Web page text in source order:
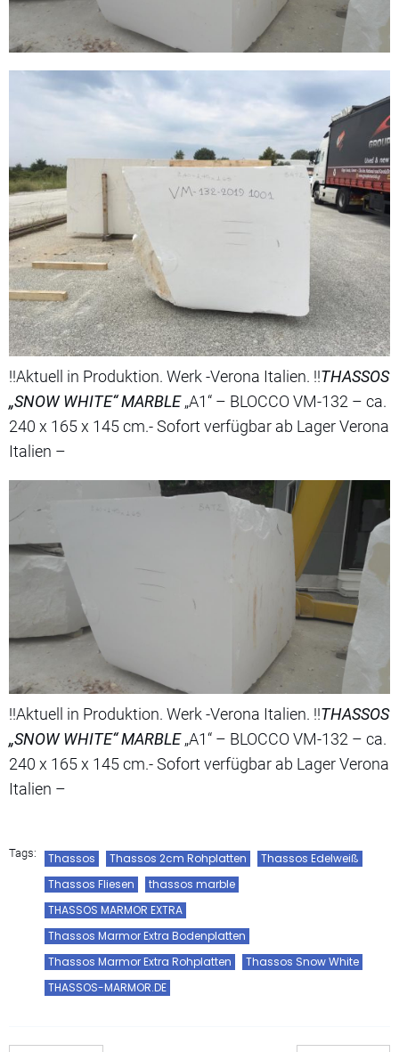
!!Aktuell in Produktion. Werk -Verona Italien. !!THASSOS
„SNOW WHITE“ MARBLE„A1“ – BLOCCO VM-132 – ca.
240 x 165 x 145 cm.- Sofort verfügbar ab Lager Verona
Italien –
!!Aktuell in Produktion. Werk -Verona Italien. !!THASSOS
„SNOW WHITE“ MARBLE„A1“ – BLOCCO VM-132 – ca.
240 x 165 x 145 cm.- Sofort verfügbar ab Lager Verona
Italien –
Tags: Thassos Thassos 2cm Rohplatten
Thassos Edelweiß
Thassos Fliesen
thassos marble
THASSOS MARMOR EXTRA
Thassos Marmor Extra Bodenplatten
Thassos Marmor Extra Rohplatten
Thassos Snow White
THASSOS-MARMOR.DE